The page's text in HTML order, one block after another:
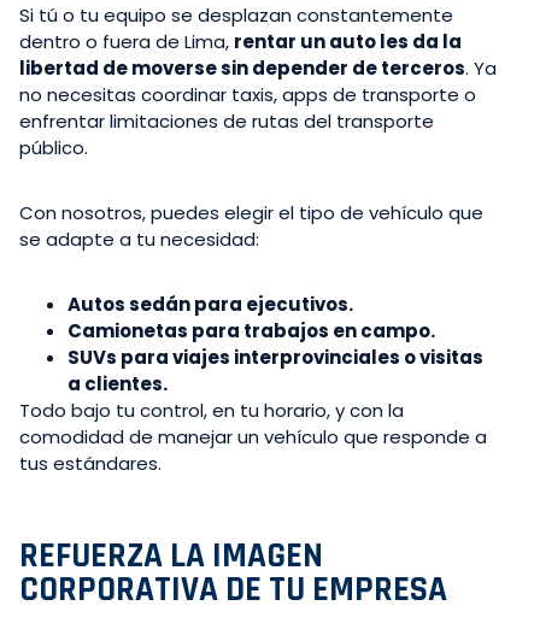
Si tú o tu equipo se desplazan constantemente
dentro o fuera de Lima, rentar un auto les da la
libertad de moverse sin depender de terceros. Ya
no necesitas coordinar taxis, apps de transporte o
enfrentar limitaciones de rutas del transporte
público.
Con nosotros, puedes elegir el tipo de vehículo que
se adapte a tu necesidad:
Autos sedán para ejecutivos.
Camionetas para trabajos en campo.
SUVs para viajes interprovinciales o visitas
a clientes.
Todo bajo tu control, en tu horario, y con la
comodidad de manejar un vehículo que responde a
tus estándares.
REFUERZA LA IMAGEN
CORPORATIVA DE TU EMPRESA